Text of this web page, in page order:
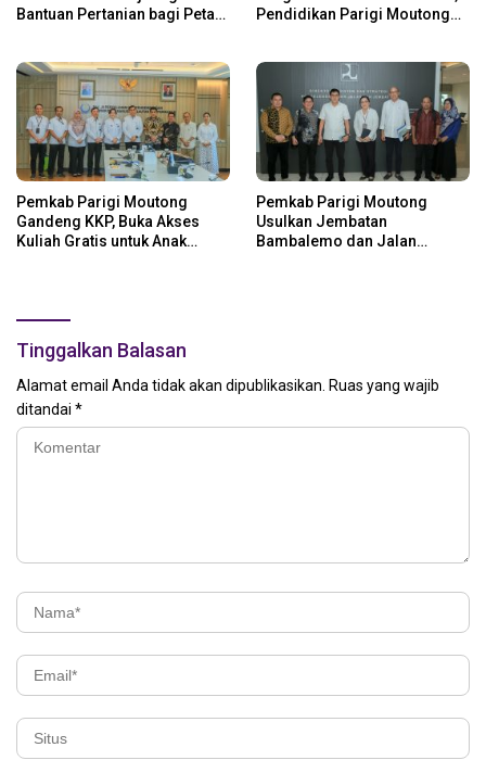
Bantuan Pertanian bagi Petani
Pendidikan Parigi Moutong
Pemkab Parigi Moutong
Gandeng KKP, Buka Akses
Kuliah Gratis untuk Anak
Pemkab Parigi Moutong
Usulkan Jembatan
Bambalemo dan Jalan
Tinggalkan Balasan
Alamat email Anda tidak akan dipublikasikan. Ruas yang wajib
ditandai *